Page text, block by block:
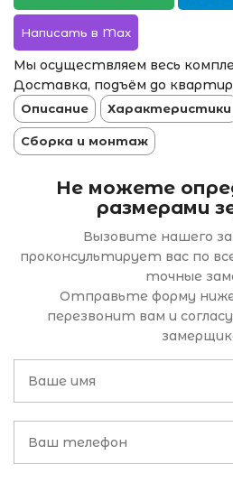
Написать в Max
Мы осуществляем весь
Доставка, подъём до
Описание Характеристики
Сборка и монтаж
Не можете
размерами
Вызовите нашего
проконсультирует вас по
точные
Отправьте форму
перезвонит вам и